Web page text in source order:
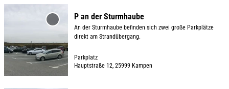
ö
n
e
f
f
N
i
t
e
a
i
'P an der
Sturmhaube'
zur
Merkliste
hinzufügen
P an der Sturmhaube
An der Sturmhaube befinden sich zwei große Parkplätze
direkt am Strandübergang.
Parkplatz
Hauptstraße 12, 25999 Kampen